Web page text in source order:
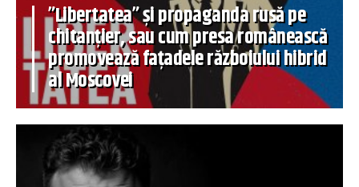
”Libertatea” și propaganda rusă pe
chitanțier, sau cum presa românească
promovează fațadele războiului hibrid
al Moscovei